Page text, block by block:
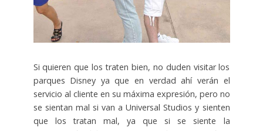
Si quieren que los traten bien, no duden visitar los
parques Disney ya que en verdad ahí verán el
servicio al cliente en su máxima expresión, pero no
se sientan mal si van a Universal Studios y sienten
que los tratan mal, ya que si se siente la